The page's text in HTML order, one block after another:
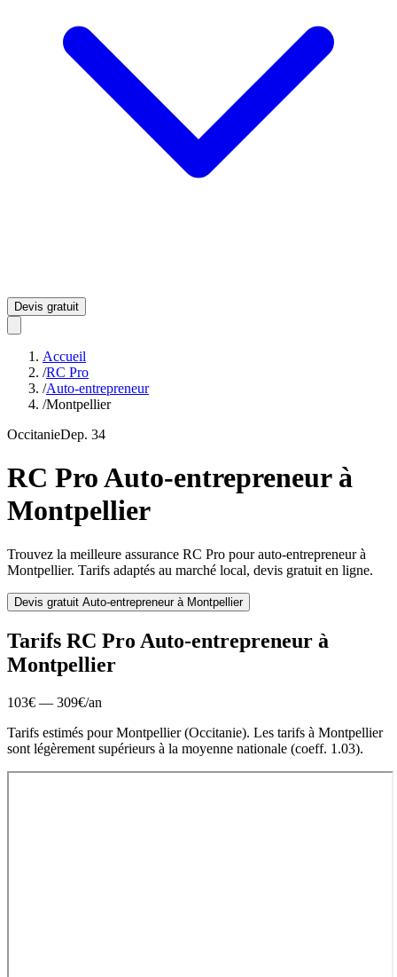
Devis gratuit
Accueil
/RC Pro
/Auto-entrepreneur
/Montpellier
OccitanieDep. 34
RC ProAuto-entrepreneurà
Montpellier
Trouvez la meilleure assurance RC Pro pourauto-entrepreneurà
Montpellier. Tarifs adaptés au marché local, devis gratuit en ligne.
Devis gratuit Auto-entrepreneurà Montpellier
Tarifs RC Pro Auto-entrepreneur à
Montpellier
103€ — 309€/an
Tarifs estimés pourMontpellier(Occitanie). Les tarifs à Montpellier
sont légèrement supérieurs à la moyenne nationale (coeff. 1.03).